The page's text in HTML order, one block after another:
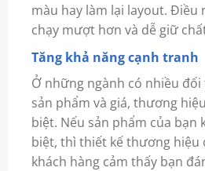
màu hay làm lại layout. Điều
chạy mượt hơn và dễ giữ
Tăng khả năng cạnh tranh
Ở những ngành có nhiều
sản phẩm và giá, thương
biệt. Nếu sản phẩm của bạn
biệt, thì thiết kế thương hiệu
khách hàng cảm thấy bạn